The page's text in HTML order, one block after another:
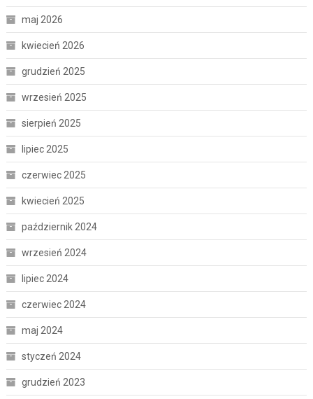
maj 2026
kwiecień 2026
grudzień 2025
wrzesień 2025
sierpień 2025
lipiec 2025
czerwiec 2025
kwiecień 2025
październik 2024
wrzesień 2024
lipiec 2024
czerwiec 2024
maj 2024
styczeń 2024
grudzień 2023